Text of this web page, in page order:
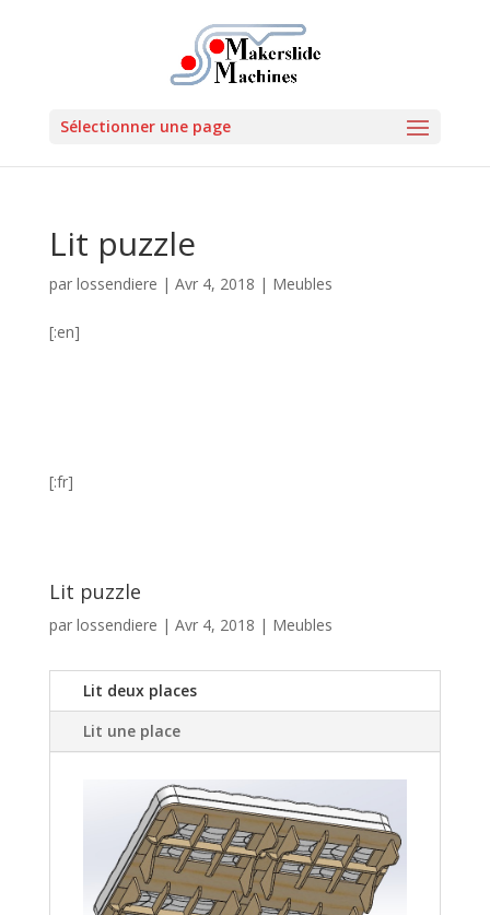
Sélectionner une page
Lit puzzle
par lossendiere | Avr 4, 2018 | Meubles
[:en]
[:fr]
Lit puzzle
par lossendiere | Avr 4, 2018 | Meubles
Lit deux places
Lit une place